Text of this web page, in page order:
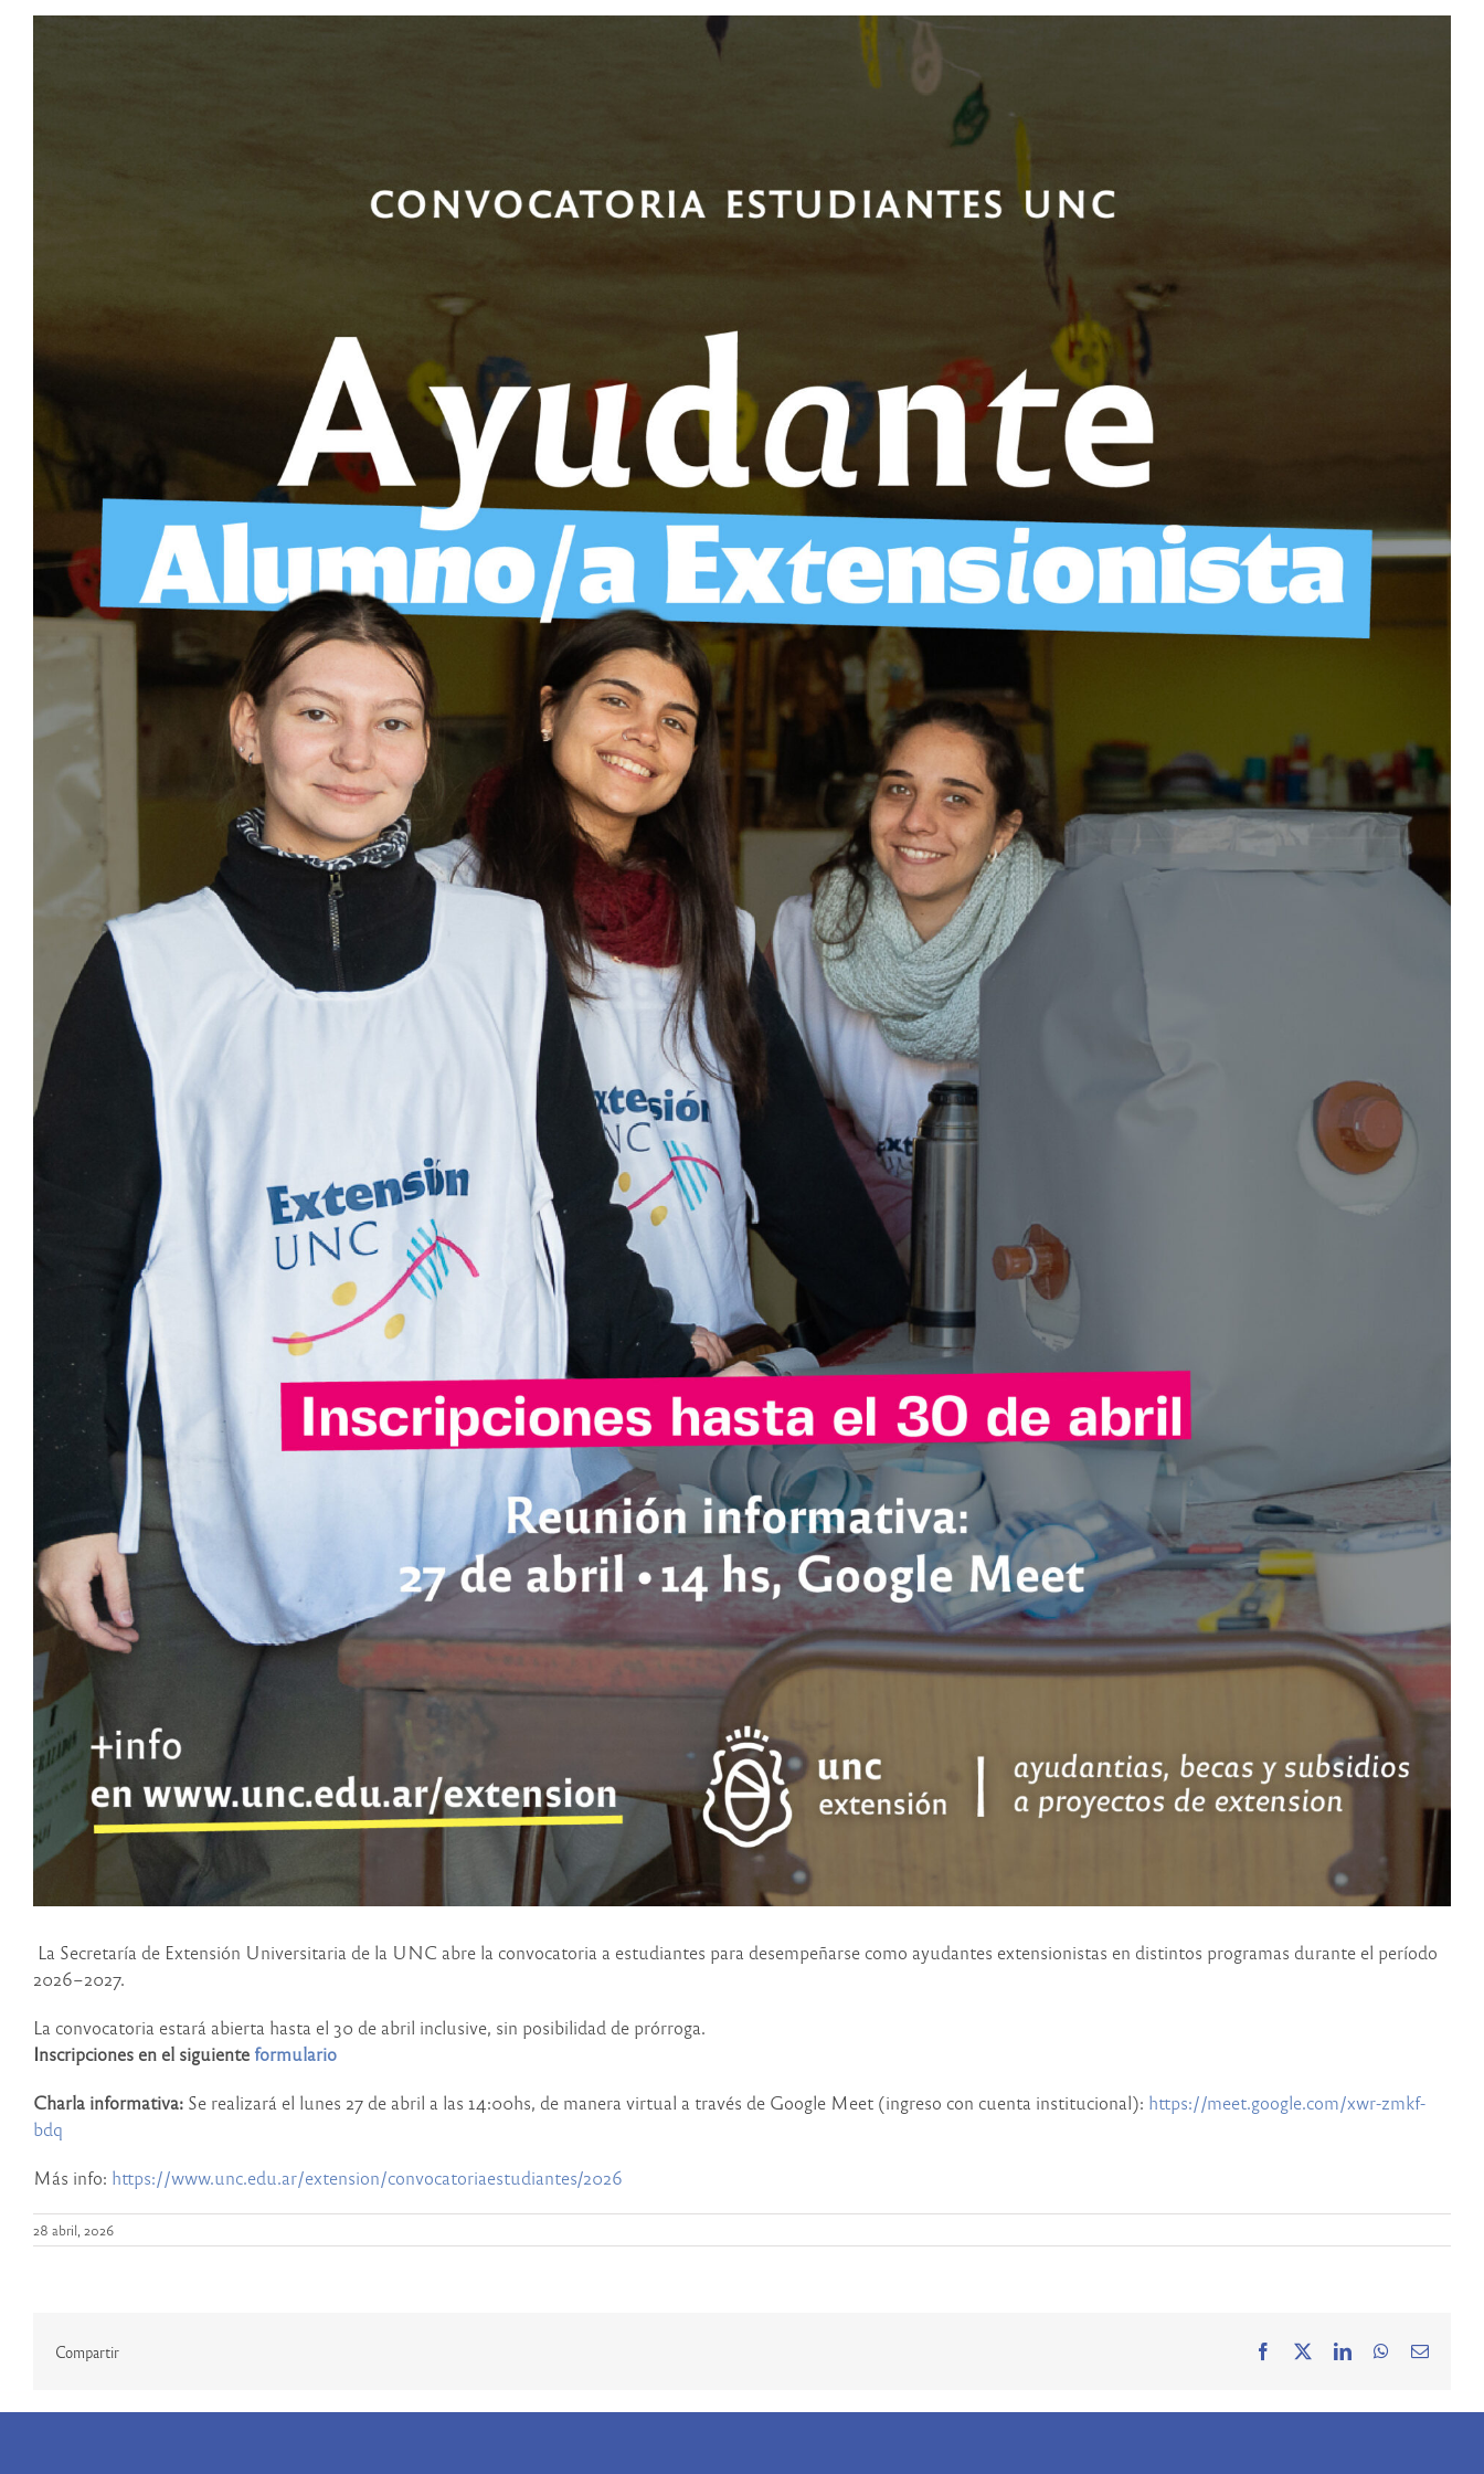
La Secretaría de Extensión Universitaria de la UNC abre la convocatoria a estudiantes para desempeñarse como ayudantes extensionistas en distintos programas durante el período
2026–2027.
La convocatoria estará abierta hasta el 30 de abril inclusive, sin posibilidad de prórroga.
Inscripciones en el siguiente formulario
Charla informativa: Se realizará el lunes 27 de abril a las 14:00hs, de manera virtual a través de Google Meet (ingreso con cuenta institucional): https://meet.google.com/xwr-zmkf-
bdq
Más info: https://www.unc.edu.ar/extension/convocatoriaestudiantes/2026
28 abril, 2026
Compartir Facebook LinkedInWhatsApp
Correo